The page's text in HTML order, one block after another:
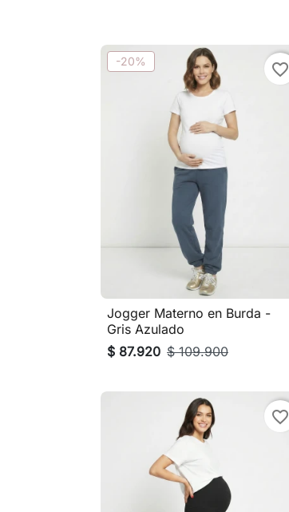
-20% favorite_border
 Vista rápida
Jogger Materno en Burda -
Gris Azulado
$ 87.920 $ 109.900
favorite_border